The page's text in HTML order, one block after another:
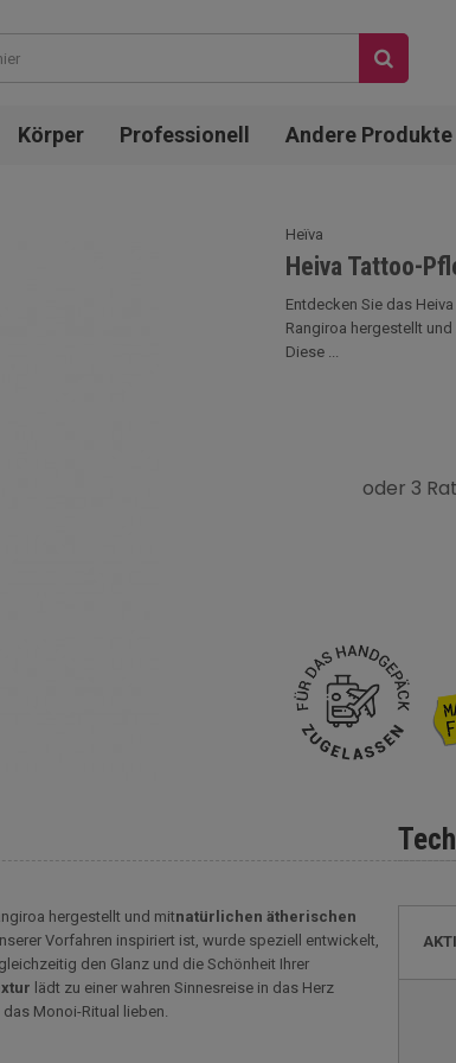
Körper Professionell Andere Produkte
Heïva
Heiva Tattoo-
Entdecken Sie das
Rangiroa hergestellt
Diese ...
hergestellt und mitnatürlichen ätherischen
Vorfahren inspiriert ist, wurde speziell entwickelt,
den Glanz und die Schönheit Ihrer
lädt zu einer wahren Sinnesreise in das Herz
Monoi-Ritual lieben.